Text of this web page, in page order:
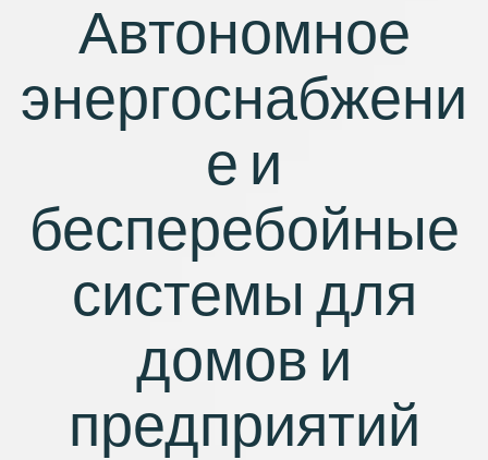
Автономное
энергоснабжени
е и
бесперебойные
системы для
домов и
предприятий